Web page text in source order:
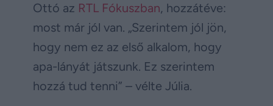
Ottó az RTL Fókuszban, hozzátéve:
most már jól van. „Szerintem jól jön,
hogy nem ez az első alkalom, hogy
apa-lányát játszunk. Ez szerintem
hozzá tud tenni” – vélte Júlia.